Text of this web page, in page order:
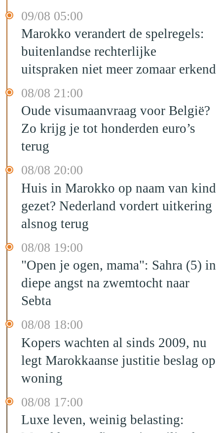
09/08 05:00
Marokko verandert de spelregels:
buitenlandse rechterlijke
uitspraken niet meer zomaar erkend
08/08 21:00
Oude visumaanvraag voor België?
Zo krijg je tot honderden euro’s
terug
08/08 20:00
Huis in Marokko op naam van kind
gezet? Nederland vordert uitkering
alsnog terug
08/08 19:00
"Open je ogen, mama": Sahra (5) in
diepe angst na zwemtocht naar
Sebta
08/08 18:00
Kopers wachten al sinds 2009, nu
legt Marokkaanse justitie beslag op
woning
08/08 17:00
Luxe leven, weinig belasting: